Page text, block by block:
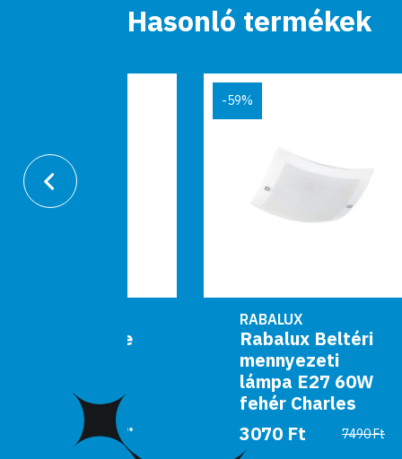
Hasonló termékek
Rabalux Beltéri
mennyezeti
lámpa E27 60W
fehér Charles
7490 Ft